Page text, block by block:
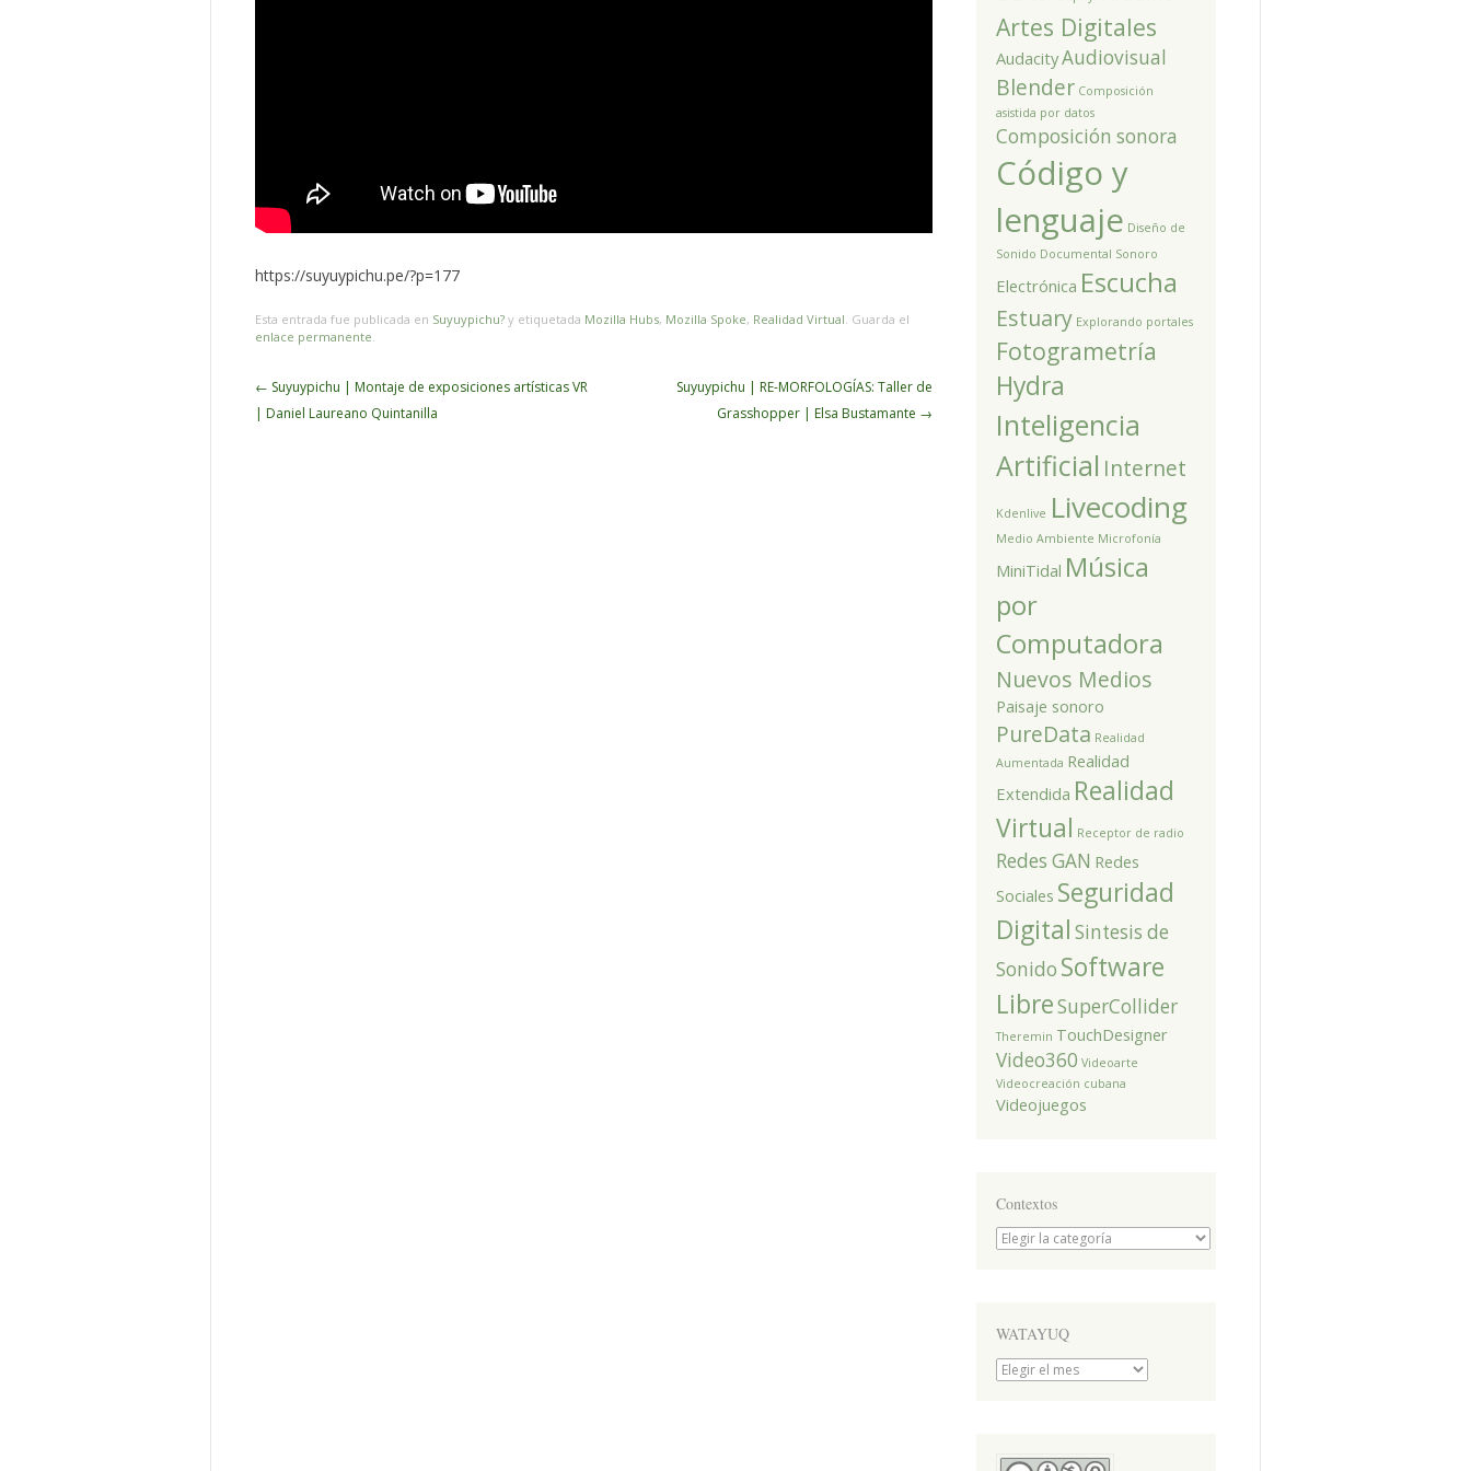
https://suyuypichu.pe/?p=177
Esta entrada fue publicada en Suyuypichu? y etiquetada Mozilla Hubs, Mozilla Spoke, Realidad Virtual. Guarda el
enlace permanente.
Navegador
de
← Suyuypichu | Montaje de exposiciones artísticas VR
| Daniel Laureano Quintanilla
Suyuypichu | RE-MORFOLOGÍAS: Taller de
Grasshopper | Elsa Bustamante →
Artes Digitales
AudacityAudiovisual
Blender Composición
asistida por datos
Composición sonora
Código y
lenguaje Diseño de
Sonido Documental Sonoro
Electrónica Escucha
Estuary Explorando portales
Fotogrametría
Hydra
Inteligencia
Artificial Internet
Kdenlive Livecoding
Medio Ambiente Microfonía
MiniTidal Música
por
Computadora
Nuevos Medios
Paisaje sonoro
PureData Realidad
Aumentada Realidad
Extendida Realidad
Virtual Receptor de radio
Redes GAN Redes
Sociales Seguridad
Digital Sintesis de
Sonido Software
LibreSuperCollider
Theremin TouchDesigner
Video360 Videoarte
Videocreación cubana
Videojuegos
Contextos
Contextos
WATAYUQ
WATAYUQ